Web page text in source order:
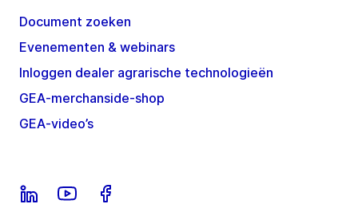
Document zoeken
Evenementen & webinars
Inloggen dealer agrarische technologieën
GEA-merchanside-shop
GEA-video’s